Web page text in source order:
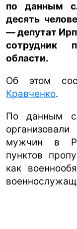
по данным
десять
— депутат
сотрудник
области.
Об этом
Кравченко.
По данным
мужчин в
пунктов
как